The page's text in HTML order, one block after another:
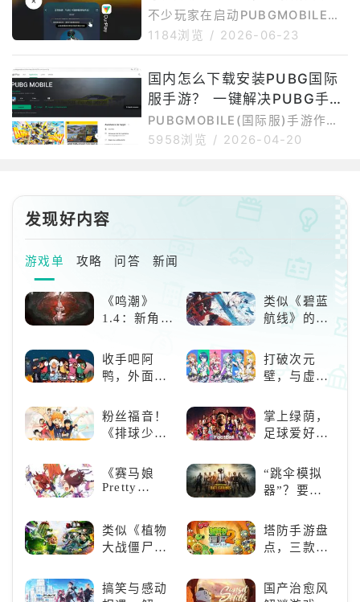
OBILEv4.5版本一起上线，合作内
容预计于2026年7月9日开放，不
过全球服、韩服、越南服等不同版
对于大陆玩家来说，PUBGMOBIL
E国际服的下载安装和更新，和普
录失败问题
不少玩家在启动PUBGMOBILE国
际服时，会遇到“45000041d”错
上，PUBG45000041d并不是游
戏文件损坏导致的错误，而是与网
络连接、谷歌环境以及服务器通信
异常等问题有关。PUBG450000
41d进不去的常见原因1、网络连
易出现连接超时、数据包丢失或验
1184浏览 / 2026-06-23
国内怎么下载安装PUBG国际
服手游？ 一键解决PUBG手游
国内下载运行问题还有免费加
速
PUBGMOBILE(国际服)手游作为
外服手游，在国内下载安装存在一
慢、下载中断或连接失败。其次是
谷歌环境依赖，部分安卓手机如果
缺少GooglePlay服务，可能无法
正常下载、更新或启动游戏。再
者，国际服还可能存在地区限制，
部分用户可能遇到商店搜不到游
戏、提示设备不兼容或安装后闪退
等情况。如果选择APK手动安
5958浏览 / 2026-04-20
发现好内容
游戏单 攻略 问答 新闻
《鸣潮》
1.4：新角
情，全新冒
险体验！
类似《碧蓝
航线》的养
养成你的梦
想！
收手吧阿
鸭，外面全
打破次元
壁，与虚拟
写音符物语
粉丝福音！
《排球少
HIGH!!》手
游还原经典
掌上绿荫，
足球爱好者
况足球》
《赛马娘
Pretty
的竞速之旅
“跳伞模拟
器”？要
“刚”？
类似《植物
大战僵尸》
游戏，休闲
娱乐尽在手
塔防手游盘
点，三款不
防佳作
搞笑与感动
国产治愈风